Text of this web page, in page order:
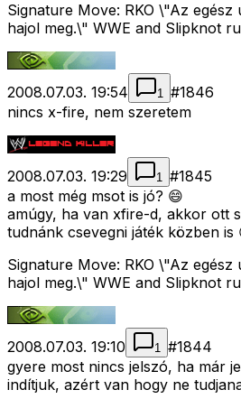
Signature Move: RKO \"Az
hajol meg.\" WWE and Slipknot
2008.07.03. 19:54 1 #1846
nincs x-fire, nem szeretem
2008.07.03. 19:29 1 #1845
a most még msot is jó? 😄
amúgy, ha van xfire-d, akkor ott
tudnánk csevegni játék közben is
Signature Move: RKO \"Az
hajol meg.\" WWE and Slipknot
2008.07.03. 19:10 1 #1844
gyere most nincs jelszó, ha már
indítjuk, azért van hogy ne